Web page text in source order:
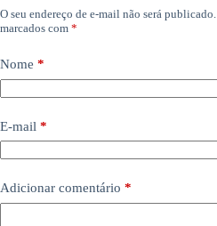
O seu endereço de e-mail não será publicado.
marcados com *
Nome *
E-mail *
Adicionar comentário *